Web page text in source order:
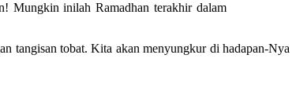
Mungkin inilah Ramadhan terakhir dalam
tangisan tobat. Kita akan menyungkur di hadapan-Nya